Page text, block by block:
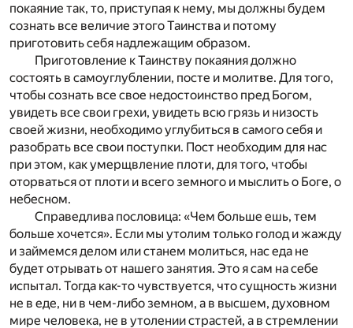
покаяние так, то, приступая к нему, мы должны будем
сознать все величие этого Таинства и потому
приготовить себя надлежащим образом.
Приготовление к Таинству покаяния должно
состоять в самоуглублении, посте и молитве. Для того,
чтобы сознать все свое недостоинство пред Богом,
увидеть все свои грехи, увидеть всю грязь и низость
своей жизни, необходимо углубиться в самого себя и
разобрать все свои поступки. Пост необходим для нас
при этом, как умерщвление плоти, для того, чтобы
оторваться от плоти и всего земного и мыслить о Боге, о
небесном.
Справедлива пословица: «Чем больше ешь, тем
больше хочется». Если мы утолим только голод и жажду
и займемся делом или станем молиться, нас еда не
будет отрывать от нашего занятия. Это я сам на себе
испытал. Тогда как-то чувствуется, что сущность жизни
не в еде, ни в чем-либо земном, а в высшем, духовном
мире человека, не в утолении страстей, а в стремлении